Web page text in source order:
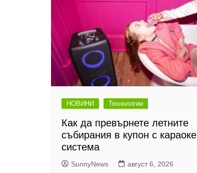
НОВИНИ Технологии
Как да превърнете летните
събирания в купон с караоке
система
SunnyNews август 6, 2026